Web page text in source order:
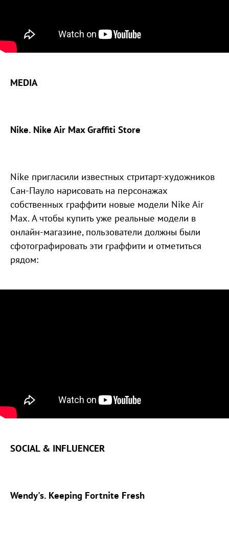
MEDIA
Nike. Nike Air Max Graffiti Store
Nike пригласили известных стритарт-художников
Сан-Пауло нарисовать на персонажах
собственных граффити новые модели Nike Air
Max. А чтобы купить уже реальные модели в
онлайн-магазине, пользователи должны были
сфотографировать эти граффити и отметиться
рядом:
SOCIAL & INFLUENCER
Wendy's. Keeping Fortnite Fresh